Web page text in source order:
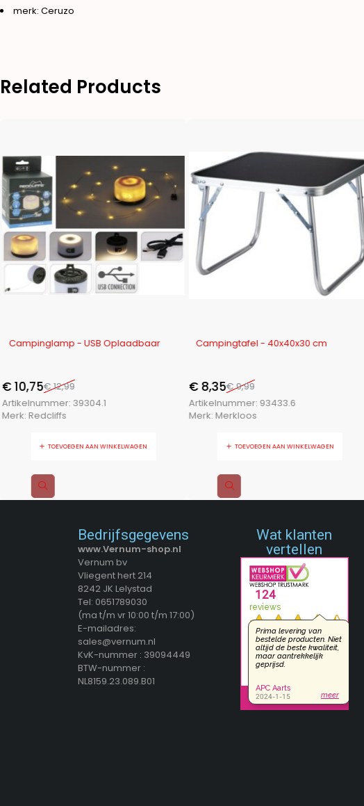
merk: Ceruzo
Related Products
-17%
Campinglamp - USB Oplaadbaar
€12,99
€10,75
Artikelnummer: 39304.1
Merk: Redcliffs
TOEVOEGEN AAN WINKELWAGEN
-16%
Campingtafel - 40x40x30 cm
€9,99
€8,35
Artikelnummer: 93433.6
Merk: Merkloos
TOEVOEGEN AAN WINKELWAGEN
Bedrijfsgegevens
www.Vernum-shop.nl
Vernum bv
Vliegent hert 214
8242 JK Lelystad
Tel: 0651789030
(ma t/m vr 10:00 t/m 17:00)
E-mailadres:
sales@vernum.nl
KvK-nummer : 39094449
BTW-nummer :
NL8159.23.089.B01
Wat klanten
vertellen